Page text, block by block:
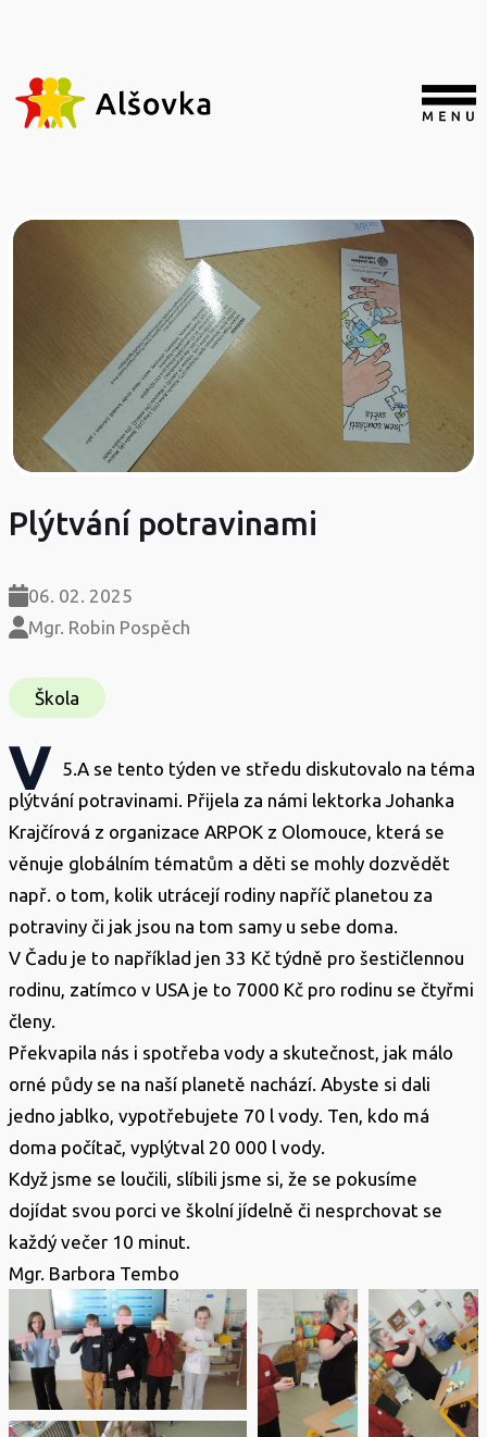
Plýtvání potravinami
06. 02. 2025
Mgr. Robin Pospěch
Škola
V
5.A se tento týden ve středu diskutovalo na téma
plýtvání potravinami. Přijela za námi lektorka Johanka
Krajčírová z organizace ARPOK z Olomouce, která se
věnuje globálním tématům a děti se mohly dozvědět
např. o tom, kolik utrácejí rodiny napříč planetou za
potraviny či jak jsou na tom samy u sebe doma.
V Čadu je to například jen 33 Kč týdně pro šestičlennou
rodinu, zatímco v USA je to 7000 Kč pro rodinu se čtyřmi
členy.
Překvapila nás i spotřeba vody a skutečnost, jak málo
orné půdy se na naší planetě nachází. Abyste si dali
jedno jablko, vypotřebujete 70 l vody. Ten, kdo má
doma počítač, vyplýtval 20 000 l vody.
Když jsme se loučili, slíbili jsme si, že se pokusíme
dojídat svou porci ve školní jídelně či nesprchovat se
každý večer 10 minut.
Mgr. Barbora Tembo